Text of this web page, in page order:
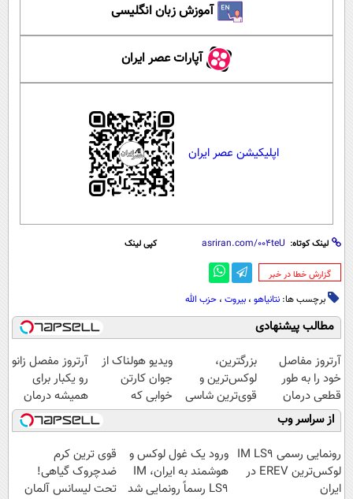
آموزش زبان انگلیسی
آپارات عصر ایران
اپلیکیشن عصر ایران
لینک کوتاه: کپی لینک
‌گزارش خطا در خبر
برچسب ها: نتانیاهو ، بیروت ، حزب الله
مطالب پیشنهادی
آرتروز مفاصل
خود را به طور
قطعی درمان
کنید!
◗پرسش‌نامه◖
بزرگترین،
لوکس‌ترین و
قوی‌ترین شاسی
بلند EREV در در
ایران رونمایی
شد
ویدیو هولناک از
جوان کارتن
خوابی که
میلیاردر شد.
آموزش رایگان
آرتروز مفصل زانو
رو یکبار برای
همیشه درمان
کن!
◗پرسش‌نامه◖
از سراسر وب
رونمایی رسمی IM LS9
لوکس‌ترین EREV در
ایران
ورود یک غول لوکس و
هوشمند به ایران، IM
LS9 رسماً رونمایی شد
قوی ترین کرم
ضدچروک گیاهی!
تحت لیسانس آلمان